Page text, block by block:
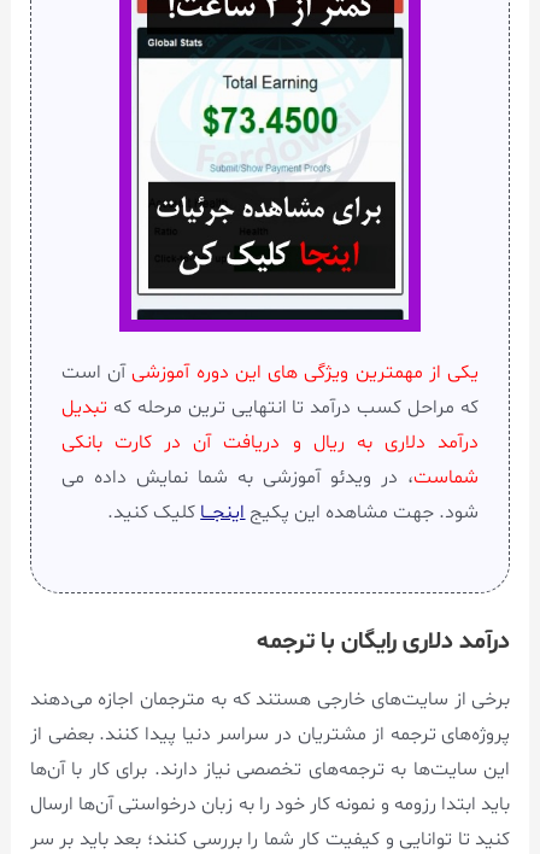
یکی از مهمترین ویژگی های این دوره آموزشیآن است
که مراحل کسب درآمد تا انتهایی ترین مرحله که تبدیل
درآمد دلاری به ریال و دریافت آن در کارت بانکی
شماست، در ویدئو آموزشی به شما نمایش داده می
شود. جهت مشاهده این پکیجاینجـــاکلیک کنید.
درآمد دلاری رایگان با ترجمه
برخی از سایت‌های خارجی هستند که به مترجمان اجازه می‌دهند
پروژه‌های ترجمه از مشتریان در سراسر دنیا پیدا کنند. بعضی از
این سایت‌ها به ترجمه‌های تخصصی نیاز دارند. برای کار با آن‌ها
باید ابتدا رزومه و نمونه کار خود را به زبان درخواستی آن‌ها ارسال
کنید تا توانایی و کیفیت کار شما را بررسی کنند؛ بعد باید بر سر